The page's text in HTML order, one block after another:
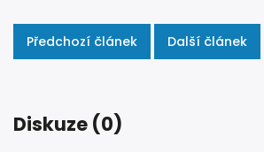
Předchozí článek Další článek
Diskuze (0)